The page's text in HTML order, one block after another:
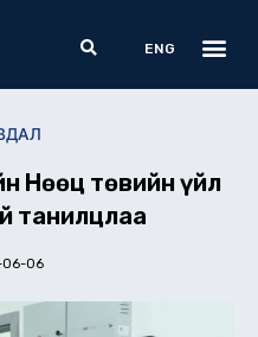
Search
ENG
Нөөц төвийн үйл
танилцлаа
06-06